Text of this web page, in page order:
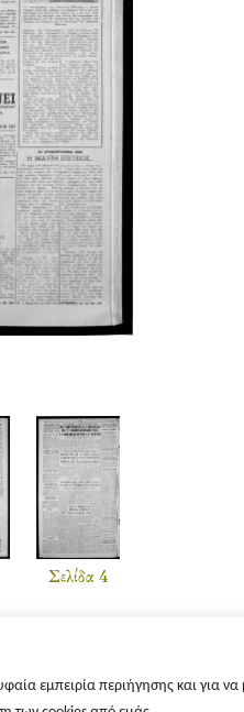
εμπειρία περιήγησης και για
Σελίδα 4